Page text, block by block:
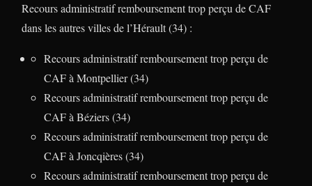
Recours administratif remboursement trop perçu de CAF
dans les autres villes de l’Hérault (34) :
Recours administratif remboursement trop perçu de
CAF à Montpellier (34)
Recours administratif remboursement trop perçu de
CAF à Béziers (34)
Recours administratif remboursement trop perçu de
CAF à Joncqières (34)
Recours administratif remboursement trop perçu de